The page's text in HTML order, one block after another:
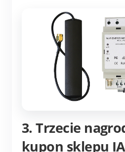
3. Trzecie
kupon sklepu